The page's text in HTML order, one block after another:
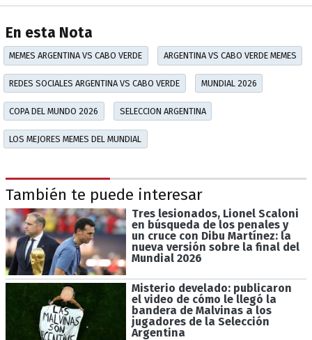
En esta Nota
MEMES ARGENTINA VS CABO VERDE ARGENTINA VS CABO VERDE MEMES
REDES SOCIALES ARGENTINA VS CABO VERDE MUNDIAL 2026
COPA DEL MUNDO 2026 SELECCION ARGENTINA
LOS MEJORES MEMES DEL MUNDIAL
También te puede interesar
Tres lesionados, Lionel Scaloni
en búsqueda de los penales y
un cruce con Dibu Martínez: la
nueva versión sobre la final del
Mundial 2026
Misterio develado: publicaron
el video de cómo le llegó la
bandera de Malvinas a los
jugadores de la Selección
Argentina